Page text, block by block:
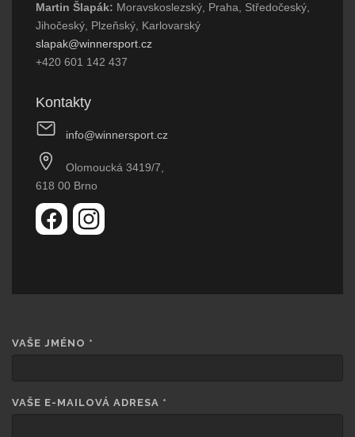
Martin Šlapák: Moravskoslezský, Praha, Středočeský,
Jihočeský, Plzeňský, Karlovarský
slapak@winnersport.cz
+420 601 142 437
Kontakty
info@winnersport.cz
Olomoucká 3419/7,
618 00 Brno
VAŠE JMÉNO *
VAŠE E-MAILOVÁ ADRESA *